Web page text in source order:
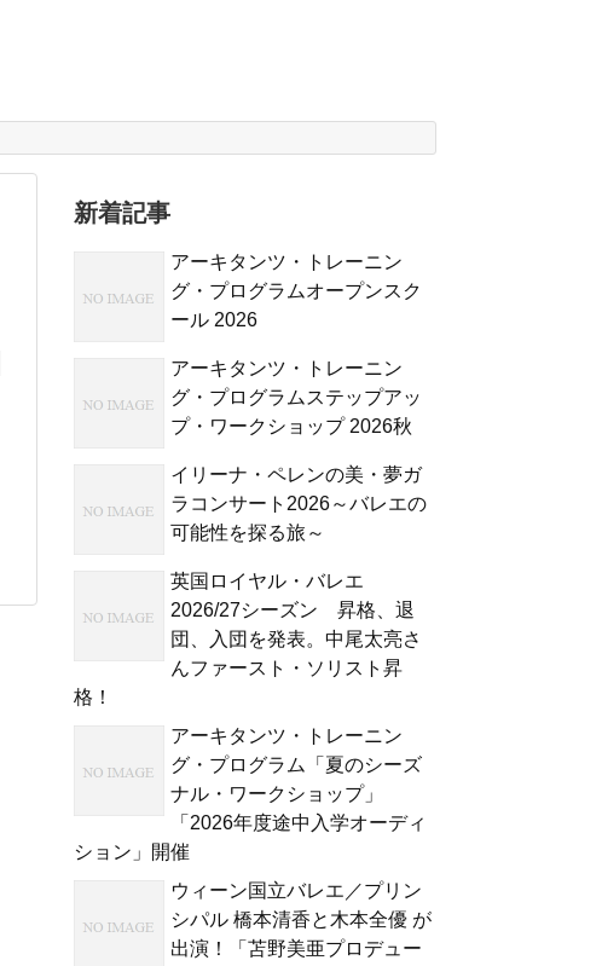
新着記事
アーキタンツ・トレーニン
グ・プログラムオープンスク
ール 2026
アーキタンツ・トレーニン
グ・プログラムステップアッ
プ・ワークショップ 2026秋
イリーナ・ペレンの美・夢ガ
ラコンサート2026～バレエの
可能性を探る旅～
英国ロイヤル・バレエ
2026/27シーズン 昇格、退
団、入団を発表。中尾太亮さ
んファースト・ソリスト昇
格！
アーキタンツ・トレーニン
グ・プログラム「夏のシーズ
ナル・ワークショップ」
「2026年度途中入学オーディ
ション」開催
ウィーン国立バレエ／プリン
シパル 橋本清香と木本全優 が
出演！「苫野美亜プロデュー